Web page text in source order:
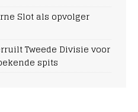
Slot als opvolger
Tweede Divisie voor
spits